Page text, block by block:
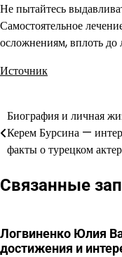
Не пытайтесь
Самостоятельное
осложнениям, вплоть до
Источник
Навигация
по
Биография и личная
Керем Бурсина —
факты о турецком
Связанные
Логвиненко Юлия
достижения и